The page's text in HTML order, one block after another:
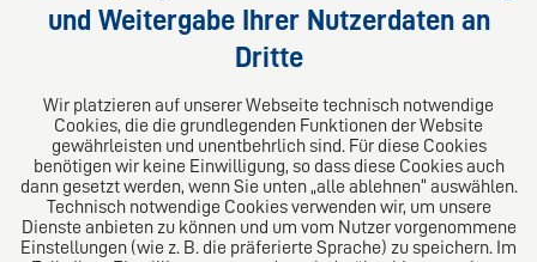
Das europäische Kanzlei-Netzwerk
und Weitergabe Ihrer Nutzerdaten an
Dritte
Wir platzieren auf unserer Webseite technisch notwendige
Cookies, die die grundlegenden Funktionen der Website
gewährleisten und unentbehrlich sind. Für diese Cookies
benötigen wir keine Einwilligung, so dass diese Cookies auch
dann gesetzt werden, wenn Sie unten „alle ablehnen“ auswählen.
Technisch notwendige Cookies verwenden wir, um unsere
Dienste anbieten zu können und um vom Nutzer vorgenommene
Einstellungen (wie z. B. die präferierte Sprache) zu speichern. Im